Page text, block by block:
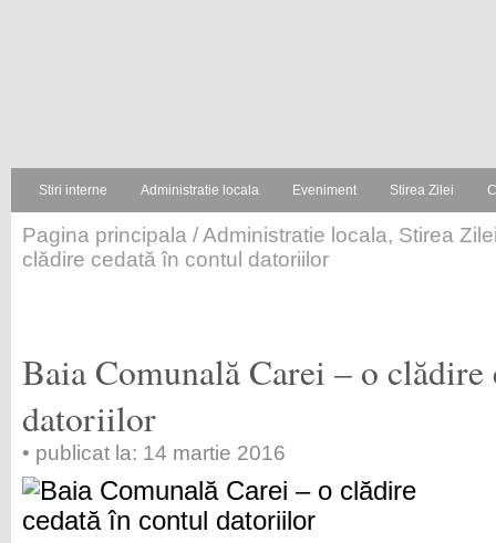
Stiri interne Administratie locala Eveniment Stirea Zilei
Pagina principala /Administratie locala, Stirea
clădire cedată în contul datoriilor
Baia Comunală Carei – o
datoriilor
• publicat la: 14 martie 2016